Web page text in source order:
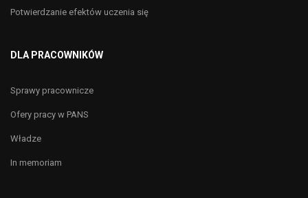
Potwierdzanie efektów uczenia się
DLA PRACOWNIKÓW
Sprawy pracownicze
Ofery pracy w PANS
Władze
In memoriam